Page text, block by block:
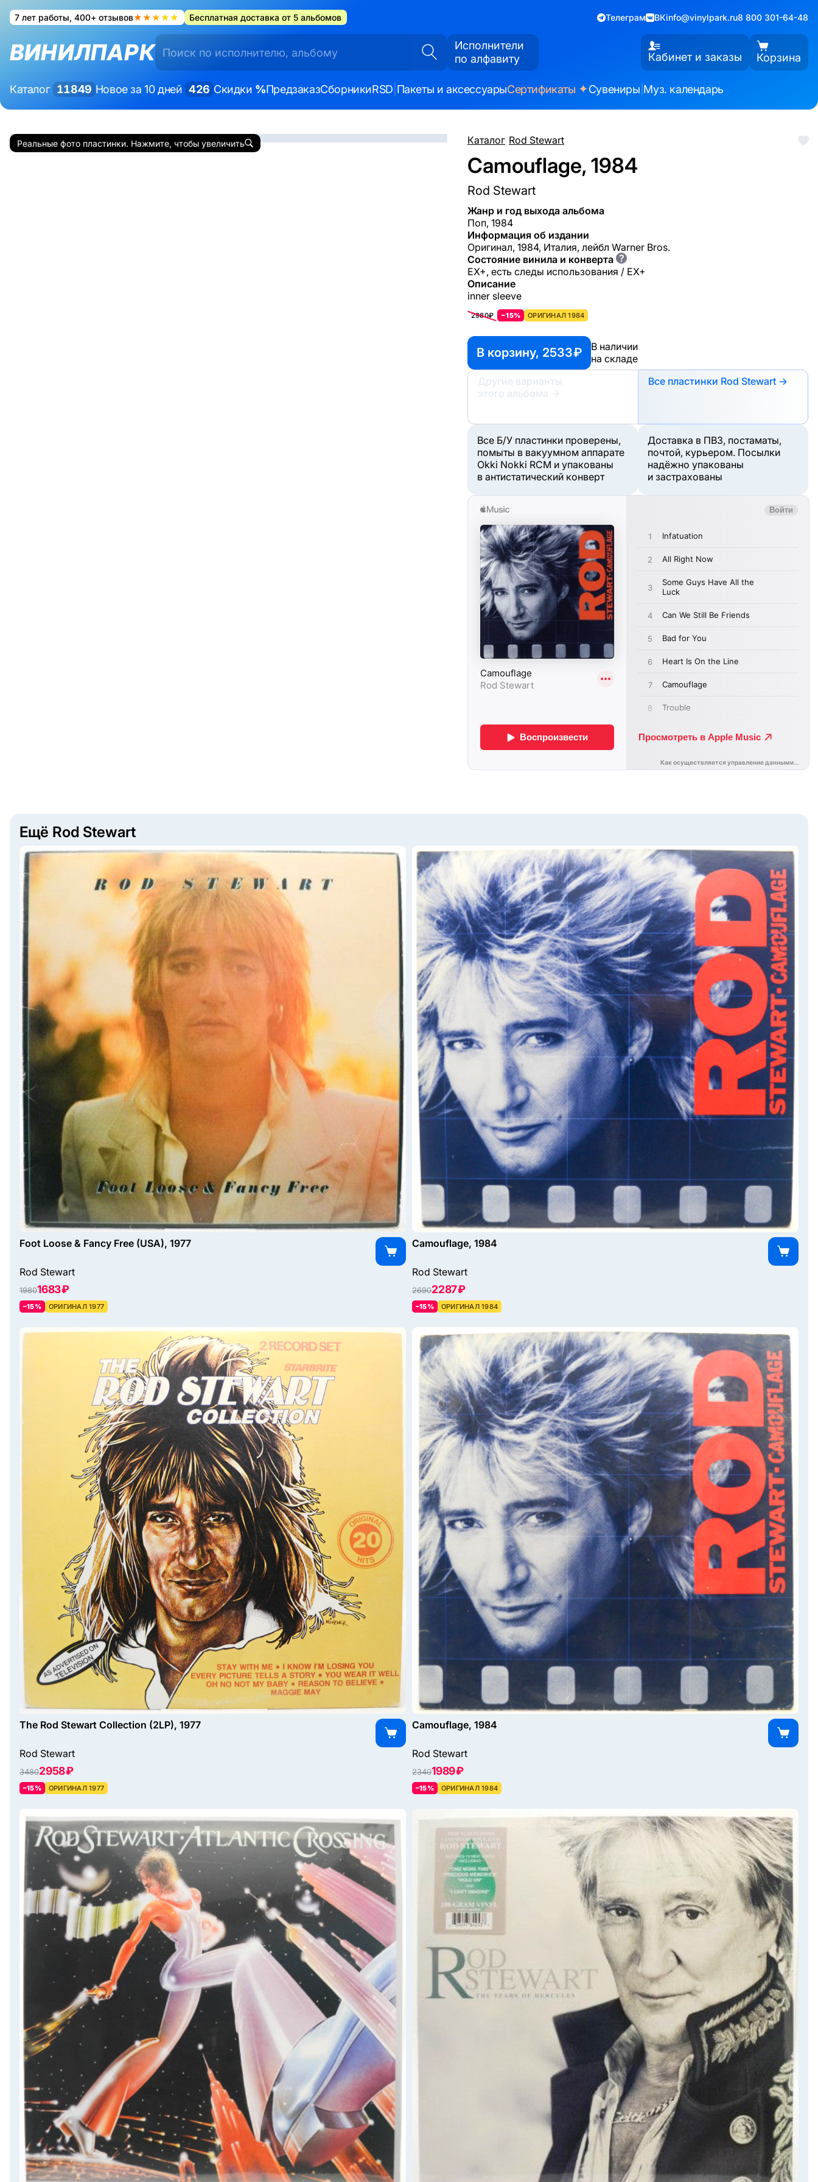
7 лет работы, 400+ отзывов★★★★★ Бесплатная доставка от 5 альбомов Телеграм ВКinfo@vinylpark.ru8 800 301-64-48
ВИНИЛПАРК
Исполнители
по алфавиту
Кабинет и заказы Корзина
Каталог 11849 Новое за 10 дней 426 Скидки %ПредзаказСборникиRSD Пакеты и аксессуарыСертификаты ✦Сувениры Муз. календарь
Каталог/Rod Stewart
Camouflage, 1984
Rod Stewart
Жанр и год выхода альбома
Поп, 1984
Информация об издании
Оригинал, 1984, Италия, лейбл Warner Bros.
Состояние винила и конверта ?
EX+, есть следы использования / EX+
Описание
inner sleeve
2980₽ −15% ОРИГИНАЛ 1984
В корзину, 2533 ₽
В наличии
на складе
Другие варианты
этого альбома
→
Все пластинки Rod Stewart →
Все Б/У пластинки проверены,
помыты в вакуумном аппарате
Okki Nokki RCM и упакованы
в антистатический конверт
Доставка в ПВЗ, постаматы,
почтой, курьером. Посылки
надёжно упакованы
и застрахованы
Реальные фото пластинки. Нажмите, чтобы увеличить
Ещё Rod Stewart
Foot Loose & Fancy Free (USA), 1977
Rod Stewart
19801683 ₽
–15% ОРИГИНАЛ 1977
Camouflage, 1984
Rod Stewart
26902287 ₽
–15% ОРИГИНАЛ 1984
The Rod Stewart Collection (2LP), 1977
Rod Stewart
34802958 ₽
–15% ОРИГИНАЛ 1977
Camouflage, 1984
Rod Stewart
23401989 ₽
–15% ОРИГИНАЛ 1984